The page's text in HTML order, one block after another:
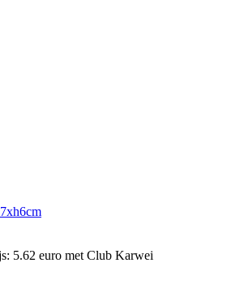
5.62 euro met Club Karwei